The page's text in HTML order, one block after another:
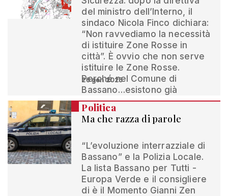
del ministro dell’Interno, il
sindaco Nicola Finco dichiara:
“Non ravvediamo la necessità
di istituire Zone Rosse in
città”. È ovvio che non serve
istituire le Zone Rosse.
Perché nel Comune di
Bassano…esistono già
26 gen 2025
Politica
Ma che razza di parole
“L’evoluzione interrazziale di
Bassano” e la Polizia Locale.
La lista Bassano per Tutti -
Europa Verde e il consigliere
di è il Momento Gianni Zen